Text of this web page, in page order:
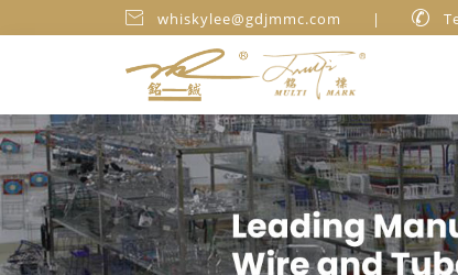
 whiskylee@gdjmmc.com | 